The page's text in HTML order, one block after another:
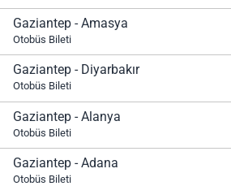
Gaziantep - Amasya
Otobüs Bileti
Gaziantep - Diyarbakır
Otobüs Bileti
Gaziantep - Alanya
Otobüs Bileti
Gaziantep - Adana
Otobüs Bileti